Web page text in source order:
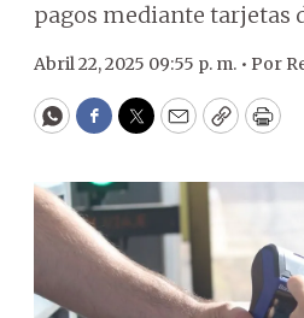
pagos mediante tarjetas
Abril 22, 2025 09:55 p. m. • Por
WhatsApp
Facebook
Twitter
EmailCopyPrint